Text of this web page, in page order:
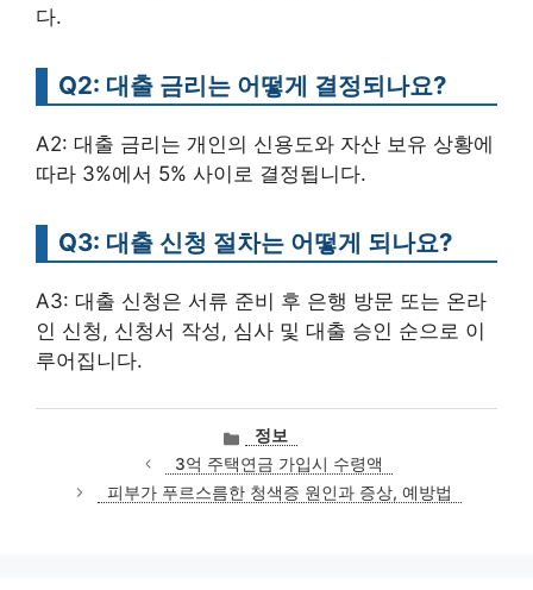
다.
Q2: 대출 금리는 어떻게 결정되나요?
A2: 대출 금리는 개인의 신용도와 자산 보유 상황에
따라 3%에서 5% 사이로 결정됩니다.
Q3: 대출 신청 절차는 어떻게 되나요?
A3: 대출 신청은 서류 준비 후 은행 방문 또는 온라
인 신청, 신청서 작성, 심사 및 대출 승인 순으로 이
루어집니다.
카
테
고
리
정보
3억 주택연금 가입시 수령액
피부가 푸르스름한 청색증 원인과 증상, 예방법